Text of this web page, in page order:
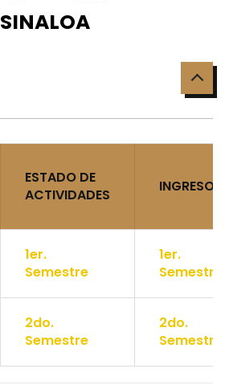
SINALOA
ESTADO DE
ACTIVIDADES
INGRESOS
1er.
Semestre
1er.
Semestre
2do.
Semestre
2do.
Semestre